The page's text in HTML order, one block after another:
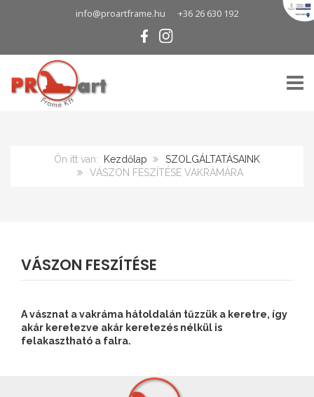
info@proartframe.hu +36 26 630 192
Ön itt van: Kezdőlap
SZOLGÁLTATÁSAINK
VÁSZON FESZÍTÉSE VAKRÁMÁRA
VÁSZON FESZÍTÉSE
A vásznat a vakráma hátoldalán tűzzük a keretre, így
akár keretezve akár keretezés nélkül is
felakasztható a falra.